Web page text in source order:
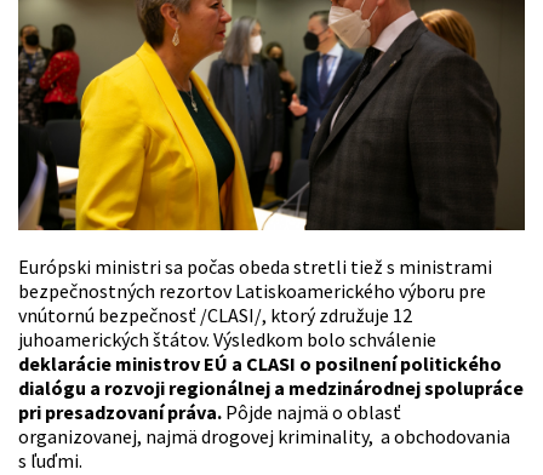
Európski ministri sa počas obeda stretli tiež s ministrami
bezpečnostných rezortov Latiskoamerického výboru pre
vnútornú bezpečnosť /CLASI/, ktorý združuje 12
juhoamerických štátov. Výsledkom bolo schválenie
deklarácie ministrov EÚ a CLASI o posilnení politického
dialógu a rozvoji regionálnej a medzinárodnej spolupráce
pri presadzovaní práva. Pôjde najmä o oblasť
organizovanej, najmä drogovej kriminality, a obchodovania
s ľuďmi.